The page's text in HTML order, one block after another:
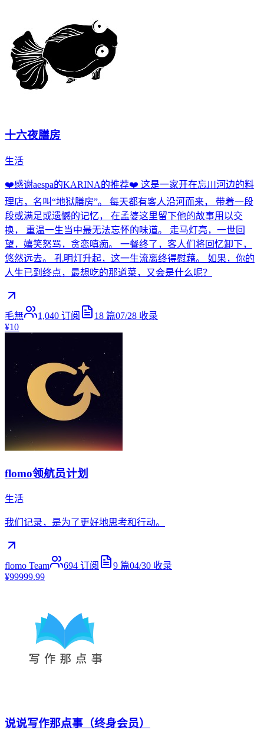
十六夜膳房
生活
❤️感谢aespa的KARINA的推荐❤️ 这是一家开在忘川河边的料
理店，名叫“地狱膳房”。 每天都有客人沿河而来， 带着一段
段或满足或遗憾的记忆， 在孟婆这里留下他的故事用以交
换， 重温一生当中最无法忘怀的味道。 走马灯亮，一世回
望，嬉笑怒骂，贪恋嗔痴。 一餐终了，客人们将回忆卸下，
悠然远去。 孔明灯升起，这一生流离终得慰藉。 如果，你的
人生已到终点，最想吃的那道菜，又会是什么呢？
毛無 1,040 订阅 18 篇07/28 收录
¥10
flomo领航员计划
生活
我们记录，是为了更好地思考和行动。
flomo Team 694 订阅 9 篇04/30 收录
¥99999.99
说说写作那点事（终身会员）